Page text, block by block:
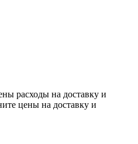
расходы на доставку и
цены на доставку и